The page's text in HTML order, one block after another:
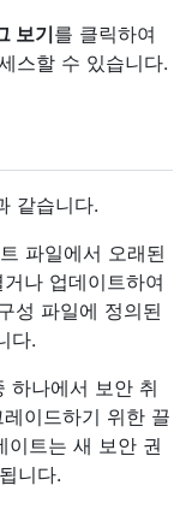
보기를 클릭하여
스할 수 있습니다.
같습니다.
파일에서 오래된
나 업데이트하여
성 파일에 정의된
다.
하나에서 보안 취
이드하기 위한 끌
이트는 새 보안 권
니다.